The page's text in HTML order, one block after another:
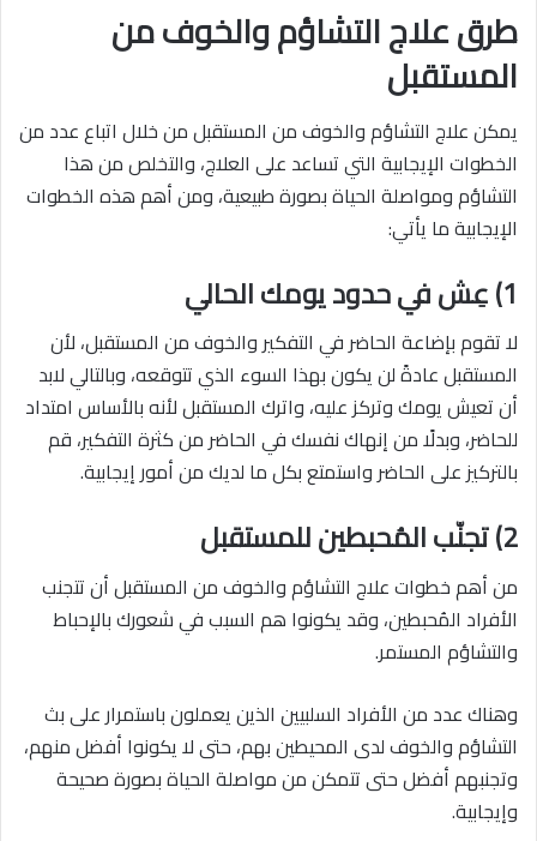
طرق علاج التشاؤم والخوف من
المستقبل
يمكن علاج التشاؤم والخوف من المستقبل من خلال اتباع عدد من
الخطوات الإيجابية التي تساعد على العلاج، والتخلص من هذا
التشاؤم ومواصلة الحياة بصورة طبيعية، ومن أهم هذه الخطوات
الإيجابية ما يأتي:
1) عِش في حدود يومك الحالي
لا تقوم بإضاعة الحاضر في التفكير والخوف من المستقبل، لأن
المستقبل عادةً لن يكون بهذا السوء الذي تتوقعه، وبالتالي لابد
أن تعيش يومك وتركز عليه، واترك المستقبل لأنه بالأساس امتداد
للحاضر، وبدلًا من إنهاك نفسك في الحاضر من كثرة التفكير، قم
بالتركيز على الحاضر واستمتع بكل ما لديك من أمور إيجابية.
2) تجنّب المُحبطين للمستقبل
من أهم خطوات علاج التشاؤم والخوف من المستقبل أن تتجنب
الأفراد المُحبطين، وقد يكونوا هم السبب في شعورك بالإحباط
والتشاؤم المستمر.
وهناك عدد من الأفراد السلبيين الذين يعملون باستمرار على بث
التشاؤم والخوف لدى المحيطين بهم، حتى لا يكونوا أفضل منهم،
وتجنبهم أفضل حتى تتمكن من مواصلة الحياة بصورة صحيحة
وإيجابية.